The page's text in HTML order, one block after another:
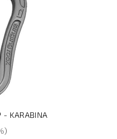
- KARABINA